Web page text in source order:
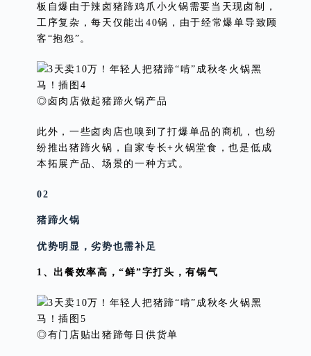
板自爆由于辣卤猪蹄鸡爪小火锅需要当天现卤制，
工序复杂，每天仅能出40锅，由于经常爆单导致顾
客“抱怨”。
◎卤肉店做起猪蹄火锅产品
此外，一些卤肉店也嗅到了打爆单品的商机，也纷
纷推出猪蹄火锅，自家专长+火锅堂食，也是低成
本拓展产品、场景的一种方式。
02
猪蹄火锅
优势明显，劣势也需补足
1、出餐效率高，“鲜”字打头，有锅气
◎有门店贴出猪蹄每日供货单